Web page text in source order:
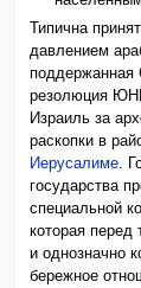
Типична
давлением
поддержанная
резолюция
Израиль за
раскопки в
Иерусалиме.
государства
специальной
которая перед
и однозначно
бережное